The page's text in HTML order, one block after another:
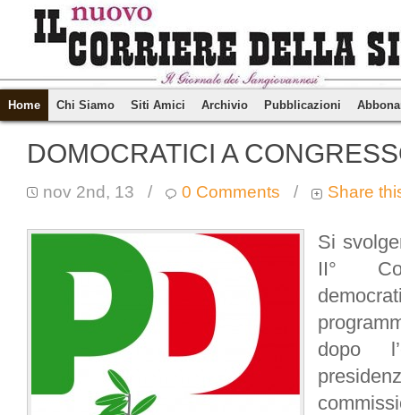
Home Chi Siamo Siti Amici Archivio Pubblicazioni
DOMOCRATICI A
nov 2nd, 13 / 0 Comments / Share
Si
II°
dopo